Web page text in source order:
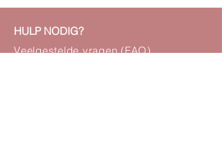
Veelgestelde vragen (FAQ)
HULP NODIG?